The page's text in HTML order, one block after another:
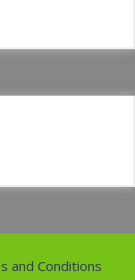
and Conditions